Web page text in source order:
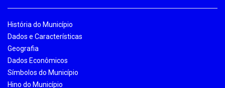
História do Município
Dados e Características
Geografia
Dados Econômicos
Símbolos do Município
Hino do Município